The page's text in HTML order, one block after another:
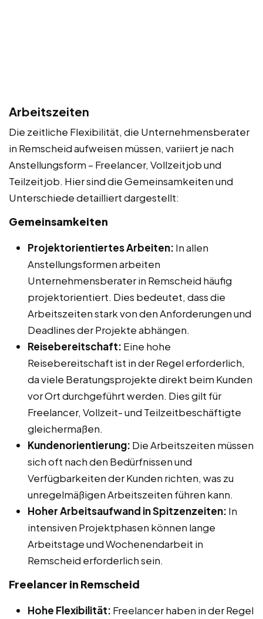
Arbeitszeiten
Die zeitliche Flexibilität, die Unternehmensberater
in Remscheid aufweisen müssen, variiert je nach
Anstellungsform – Freelancer, Vollzeitjob und
Teilzeitjob. Hier sind die Gemeinsamkeiten und
Unterschiede detailliert dargestellt:
Gemeinsamkeiten
Projektorientiertes Arbeiten: In allen
Anstellungsformen arbeiten
Unternehmensberater in Remscheid häufig
projektorientiert. Dies bedeutet, dass die
Arbeitszeiten stark von den Anforderungen und
Deadlines der Projekte abhängen.
Reisebereitschaft: Eine hohe
Reisebereitschaft ist in der Regel erforderlich,
da viele Beratungsprojekte direkt beim Kunden
vor Ort durchgeführt werden. Dies gilt für
Freelancer, Vollzeit- und Teilzeitbeschäftigte
gleichermaßen.
Kundenorientierung: Die Arbeitszeiten müssen
sich oft nach den Bedürfnissen und
Verfügbarkeiten der Kunden richten, was zu
unregelmäßigen Arbeitszeiten führen kann.
Hoher Arbeitsaufwand in Spitzenzeiten: In
intensiven Projektphasen können lange
Arbeitstage und Wochenendarbeit in
Remscheid erforderlich sein.
Freelancer in Remscheid
Hohe Flexibilität: Freelancer haben in der Regel